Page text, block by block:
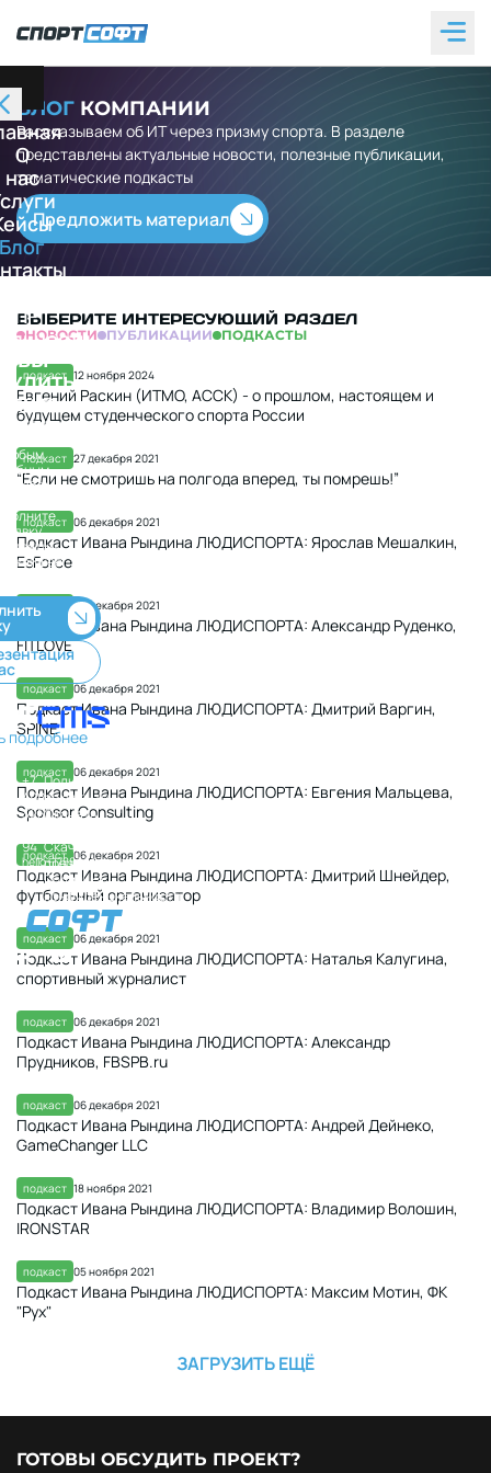
О
нас
Блог
ИТ-
любым
заявку,
ответим
подробнее
Контакты
+7
499
325
94
hello+178834@sportsoft.ru
Полные
реквизиты
Скачать
Скачать
презентацию
Политика
конфиденциальности
БЛОГ КОМПАНИИ
Рассказываем об ИТ через призму спорта. В разделе
представлены актуальные новости, полезные публикации,
тематические подкасты
Предложить материал
ВЫБЕРИТЕ ИНТЕРЕСУЮЩИЙ РАЗДЕЛ
НОВОСТИ ПУБЛИКАЦИИ ПОДКАСТЫ
подкаст 12 ноября 2024
Евгений Раскин (ИТМО, АССК) - о прошлом, настоящем и
будущем студенческого спорта России
подкаст 27 декабря 2021
“Если не смотришь на полгода вперед, ты помрешь!”
подкаст 06 декабря 2021
Подкаст Ивана Рындина ЛЮДИСПОРТА: Ярослав Мешалкин,
EsForce
подкаст 06 декабря 2021
Подкаст Ивана Рындина ЛЮДИСПОРТА: Александр Руденко,
FITLOVE
подкаст 06 декабря 2021
Подкаст Ивана Рындина ЛЮДИСПОРТА: Дмитрий Варгин,
SPINE
подкаст 06 декабря 2021
Подкаст Ивана Рындина ЛЮДИСПОРТА: Евгения Мальцева,
Sponsor Consulting
подкаст 06 декабря 2021
Подкаст Ивана Рындина ЛЮДИСПОРТА: Дмитрий Шнейдер,
футбольный организатор
подкаст 06 декабря 2021
Подкаст Ивана Рындина ЛЮДИСПОРТА: Наталья Калугина,
спортивный журналист
подкаст 06 декабря 2021
Подкаст Ивана Рындина ЛЮДИСПОРТА: Александр
Прудников, FBSPB.ru
подкаст 06 декабря 2021
Подкаст Ивана Рындина ЛЮДИСПОРТА: Андрей Дейнеко,
GameChanger LLC
подкаст 18 ноября 2021
Подкаст Ивана Рындина ЛЮДИСПОРТА: Владимир Волошин,
IRONSTAR
подкаст 05 ноября 2021
Подкаст Ивана Рындина ЛЮДИСПОРТА: Максим Мотин, ФК
"Рух"
ЗАГРУЗИТЬ ЕЩЁ
ГОТОВЫ ОБСУДИТЬ ПРОЕКТ?